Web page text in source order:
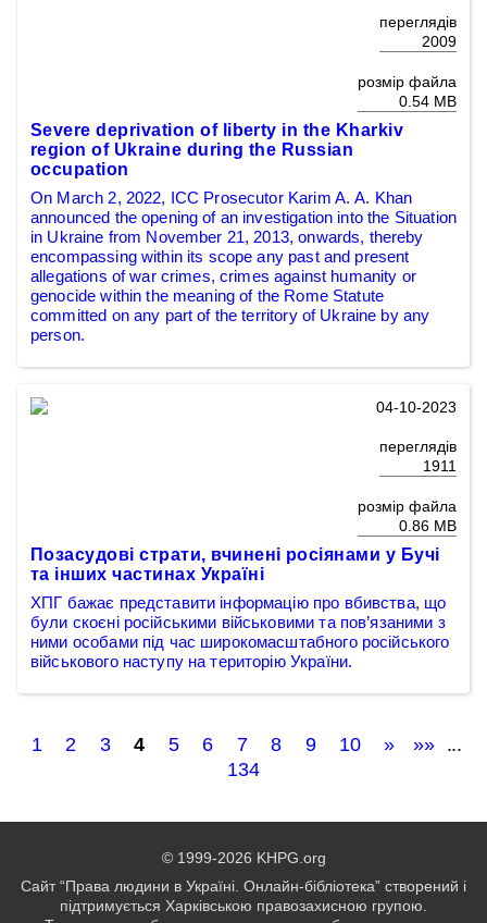
переглядів
2009
розмір файла
0.54 MB
Severe deprivation of liberty in the Kharkiv
region of Ukraine during the Russian
occupation
On March 2, 2022, ICC Prosecutor Karim A. A. Khan
announced the opening of an investigation into the Situation
in Ukraine from November 21, 2013, onwards, thereby
encompassing within its scope any past and present
allegations of war crimes, crimes against humanity or
genocide within the meaning of the Rome Statute
committed on any part of the territory of Ukraine by any
person.
04-10-2023
переглядів
1911
розмір файла
0.86 MB
Позасудові страти, вчинені росіянами у Бучі
та інших частинах Україні
ХПГ бажає представити інформацію про вбивства, що
були скоєні російськими військовими та пов’язаними з
ними особами під час широкомасштабного російського
військового наступу на територію України.
1 2 3 4 5 6 7 8 9 10 » »»
...
134
© 1999-2026 KHPG.org
Сайт “Права людини в Україні. Онлайн-бібліотека” створений і
підтримується Харківською правозахисною групою.